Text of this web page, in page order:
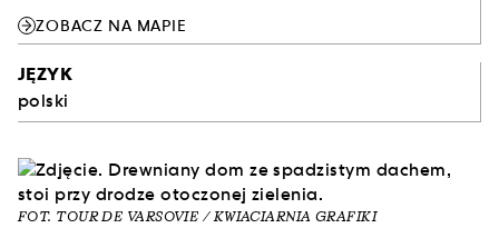
ZOBACZ NA MAPIE
JĘZYK
polski
FOT. TOUR DE VARSOVIE / KWIACIARNIA GRAFIKI